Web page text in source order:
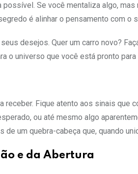
Se você mentaliza algo,
é alinhar o pensamento com o
desejos. Quer um carro novo?
o universo que você está pronto para
receber. Fique atento aos sinais que
ou até mesmo algo
um quebra-cabeça que, quando
e da Abertura